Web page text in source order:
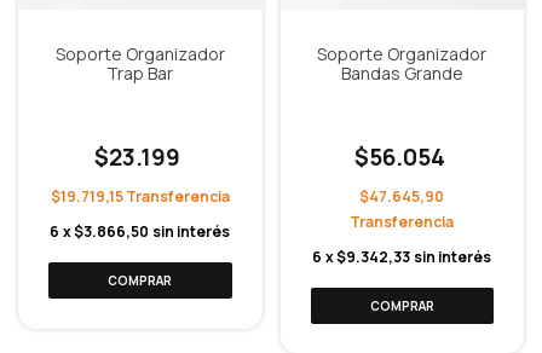
Soporte Organizador
Trap Bar
$23.199
$19.719,15
6 x$3.866,50 sin interés
Soporte Organizador
Bandas Grande
$56.054
$47.645,90
6 x$9.342,33 sin interés